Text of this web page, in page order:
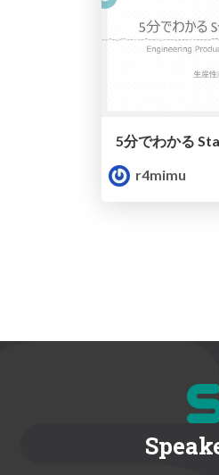
5分でわかる
r4mimu